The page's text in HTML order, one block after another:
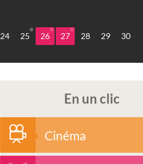
24 25 26 27 28 29 30
En un clic
Cinéma